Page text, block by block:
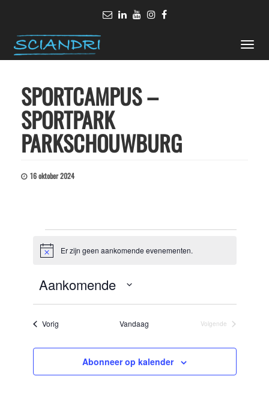
Toggle
SPORTCAMPUS –
SPORTPARK
PARKSCHOUWBURG
16 oktober 2024
Evenementen
BerichtEr zijn geen aankomende evenementen.
Aankomende
Selecteer
datum
VorigEvenementen Vandaag
Volgende
Abonneer op kalender